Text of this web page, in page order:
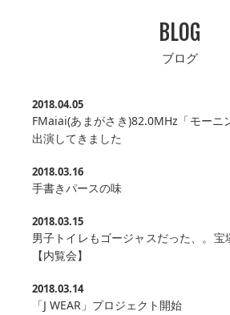
BLOG
ブログ
2018.04.05
FMaiai(あまがさき)82.0MHz「モーニ
出演してきました
2018.03.16
手書きパースの味
2018.03.15
男子トイレもゴージャスだった、。宝
【内覧会】
2018.03.14
「J WEAR」プロジェクト開始